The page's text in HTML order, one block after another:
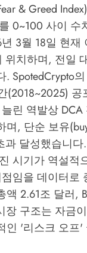
& Greed
0~100 사이 수
3월 18일 현재
위치하며, 전일
. SpotedCrypto
(2018~2025) 공
린 역발상 DCA
며, 단순 보유
과 달성했습니
시기가 역설적
임을 데이터로
액 2.61조 달러,
장 구조는 자금
인 '리스크 오프'